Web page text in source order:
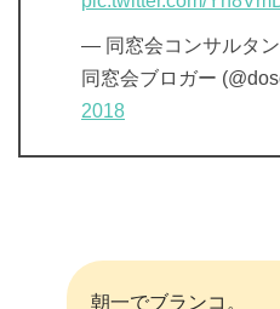
— 同窓会コンサルタ
同窓会ブロガー
2018
朝一でブランコ。